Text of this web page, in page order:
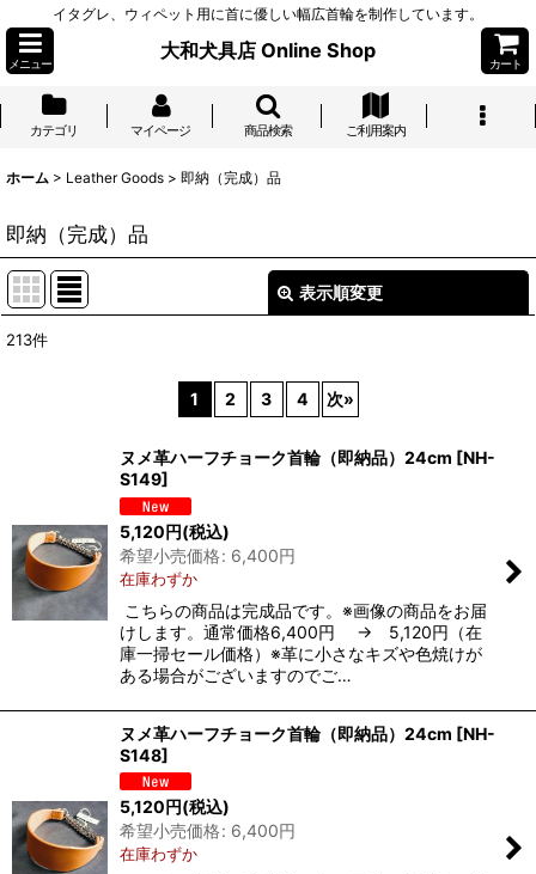
イタグレ、ウィペット用に首に優しい幅広首輪を制作しています。
メニュー
大和犬具店 Online Shop
カート
カテゴリ マイページ 商品検索 ご利用案内
ホーム > Leather Goods > 即納（完成）品
即納（完成）品
表示順変更
213件
1 2 3 4 次»
ヌメ革ハーフチョーク首輪（即納品）24cm [NH-
S149]
5,120円(税込)
希望小売価格: 6,400円
在庫わずか
こちらの商品は完成品です。※画像の商品をお届
けします。通常価格6,400円 → 5,120円（在
庫一掃セール価格）※革に小さなキズや色焼けが
ある場合がございますのでご…
ヌメ革ハーフチョーク首輪（即納品）24cm [NH-
S148]
5,120円(税込)
希望小売価格: 6,400円
在庫わずか